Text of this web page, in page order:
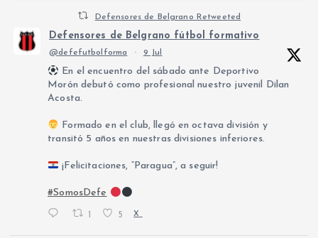
Defensores de Belgrano Retweeted
Defensores de Belgrano fútbol formativo
@defefutbolforma · 9 Jul
En el encuentro del sábado ante Deportivo
Morón debutó como profesional nuestro juvenil Dilan
Acosta.
Formado en el club, llegó en octava división y
transitó 5 años en nuestras divisiones inferiores.
¡Felicitaciones, “Paragua”, a seguir!
#SomosDefe
1 5 X